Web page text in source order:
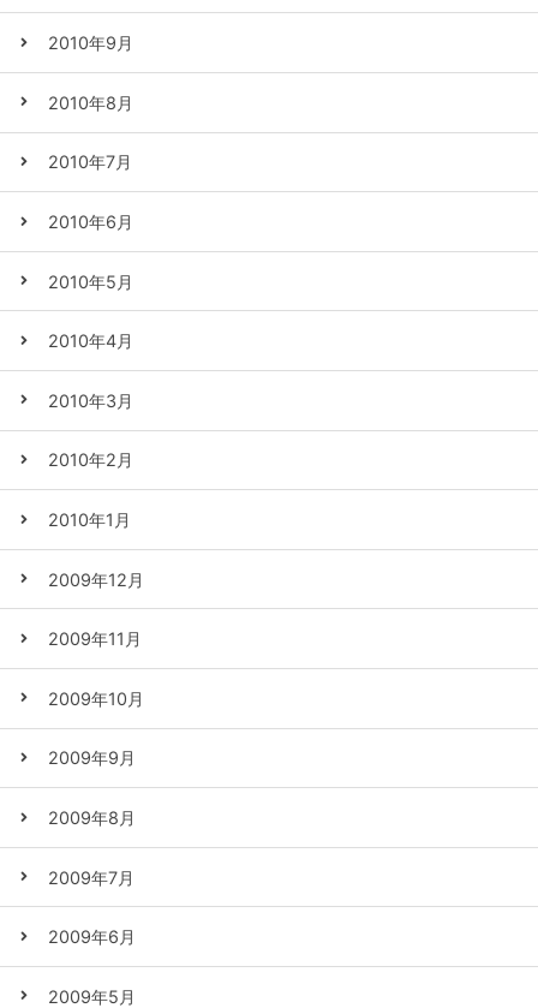
2010年9月
2010年8月
2010年7月
2010年6月
2010年5月
2010年4月
2010年3月
2010年2月
2010年1月
2009年12月
2009年11月
2009年10月
2009年9月
2009年8月
2009年7月
2009年6月
2009年5月